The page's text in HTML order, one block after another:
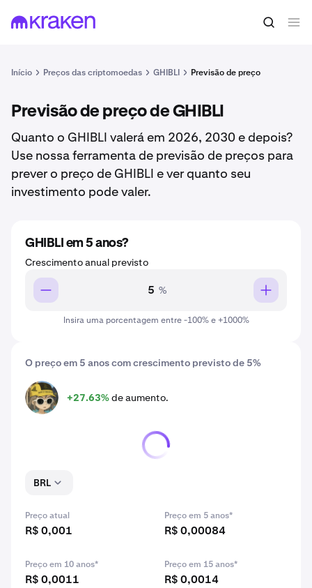
Início Preços das criptomoedas GHIBLI Previsão de preço
Previsão de preço de GHIBLI
Quanto o GHIBLI valerá em 2026, 2030 e depois?
Use nossa ferramenta de previsão de preços para
prever o preço de GHIBLI e ver quanto seu
investimento pode valer.
O preço em 5 anos com crescimento previsto de 5%
GHIBLI +27.63%de aumento.
BRL
Preço atual
R$ 0,001
Preço em 5 anos*
R$ 0,00084
Preço em 10 anos*
R$ 0,0011
Preço em 15 anos*
R$ 0,0014
GHIBLI em 5 anos?
Crescimento anual previsto
%
Insira uma porcentagem entre -100% e +1000%